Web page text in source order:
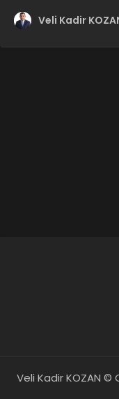
Veli Kadir
Veli Kadir KOZAN ©